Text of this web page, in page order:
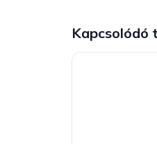
Kapcsolódó